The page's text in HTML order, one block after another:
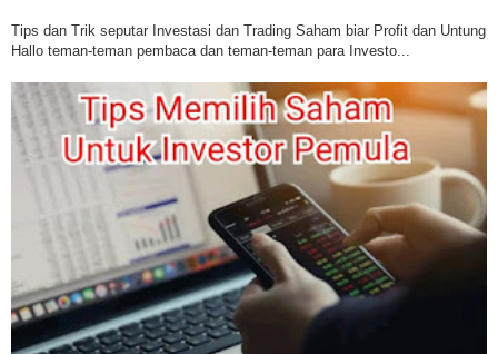
Tips dan Trik seputar Investasi dan Trading Saham biar Profit dan Untung
Hallo teman-teman pembaca dan teman-teman para Investo...